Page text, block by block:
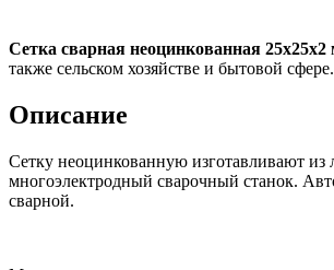
Сетка сварная неоцинкованная
также сельском хозяйстве и бытовой
Описание
Сетку неоцинкованную изготавливают из
многоэлектродный сварочный станок.
сварной.